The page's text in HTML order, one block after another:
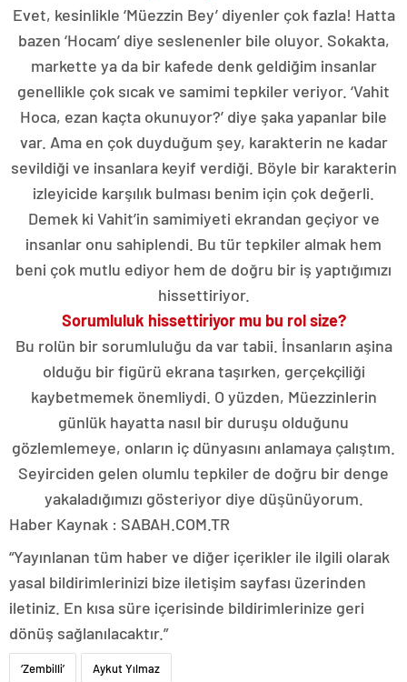
Evet, kesinlikle ‘Müezzin Bey’ diyenler çok fazla! Hatta
bazen ‘Hocam’ diye seslenenler bile oluyor. Sokakta,
markette ya da bir kafede denk geldiğim insanlar
genellikle çok sıcak ve samimi tepkiler veriyor. ‘Vahit
Hoca, ezan kaçta okunuyor?’ diye şaka yapanlar bile
var. Ama en çok duyduğum şey, karakterin ne kadar
sevildiği ve insanlara keyif verdiği. Böyle bir karakterin
izleyicide karşılık bulması benim için çok değerli.
Demek ki Vahit’in samimiyeti ekrandan geçiyor ve
insanlar onu sahiplendi. Bu tür tepkiler almak hem
beni çok mutlu ediyor hem de doğru bir iş yaptığımızı
hissettiriyor.
Sorumluluk hissettiriyor mu bu rol size?
Bu rolün bir sorumluluğu da var tabii. İnsanların aşina
olduğu bir figürü ekrana taşırken, gerçekçiliği
kaybetmemek önemliydi. O yüzden, Müezzinlerin
günlük hayatta nasıl bir duruşu olduğunu
gözlemlemeye, onların iç dünyasını anlamaya çalıştım.
Seyirciden gelen olumlu tepkiler de doğru bir denge
yakaladığımızı gösteriyor diye düşünüyorum.
Haber Kaynak : SABAH.COM.TR
“Yayınlanan tüm haber ve diğer içerikler ile ilgili olarak
yasal bildirimlerinizi bize iletişim sayfası üzerinden
iletiniz. En kısa süre içerisinde bildirimlerinize geri
dönüş sağlanılacaktır.”
‘Zembilli’ Aykut Yılmaz